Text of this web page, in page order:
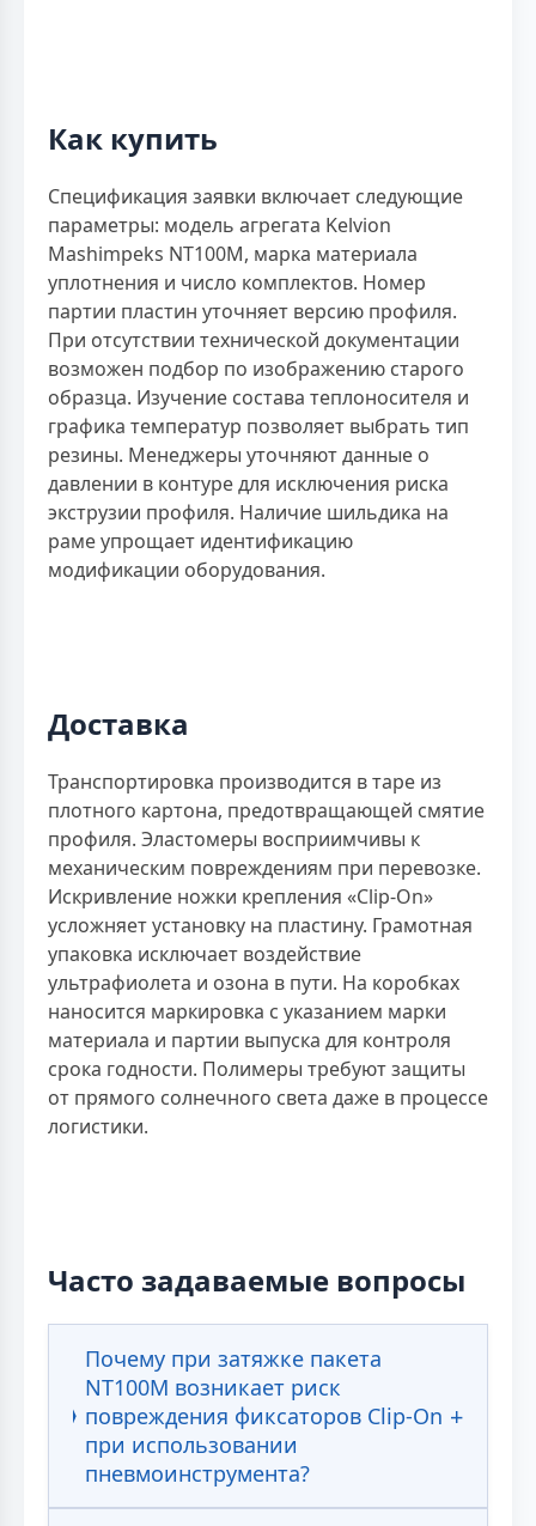
Как купить
Спецификация заявки включает следующие
параметры: модель агрегата Kelvion
Mashimpeks NT100M, марка материала
уплотнения и число комплектов. Номер
партии пластин уточняет версию профиля.
При отсутствии технической документации
возможен подбор по изображению старого
образца. Изучение состава теплоносителя и
графика температур позволяет выбрать тип
резины. Менеджеры уточняют данные о
давлении в контуре для исключения риска
экструзии профиля. Наличие шильдика на
раме упрощает идентификацию
модификации оборудования.
Доставка
Транспортировка производится в таре из
плотного картона, предотвращающей смятие
профиля. Эластомеры восприимчивы к
механическим повреждениям при перевозке.
Искривление ножки крепления «Clip-On»
усложняет установку на пластину. Грамотная
упаковка исключает воздействие
ультрафиолета и озона в пути. На коробках
наносится маркировка с указанием марки
материала и партии выпуска для контроля
срока годности. Полимеры требуют защиты
от прямого солнечного света даже в процессе
логистики.
Часто задаваемые вопросы
Почему при затяжке пакета
NT100M возникает риск
повреждения фиксаторов Clip-On
при использовании
пневмоинструмента?